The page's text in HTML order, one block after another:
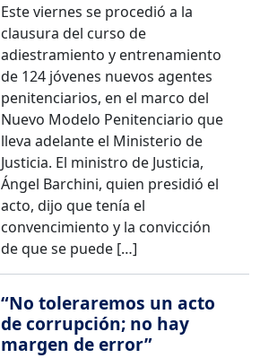
Este viernes se procedió a la
clausura del curso de
adiestramiento y entrenamiento
de 124 jóvenes nuevos agentes
penitenciarios, en el marco del
Nuevo Modelo Penitenciario que
lleva adelante el Ministerio de
Justicia. El ministro de Justicia,
Ángel Barchini, quien presidió el
acto, dijo que tenía el
convencimiento y la convicción
de que se puede […]
“No toleraremos un acto
de corrupción; no hay
margen de error”